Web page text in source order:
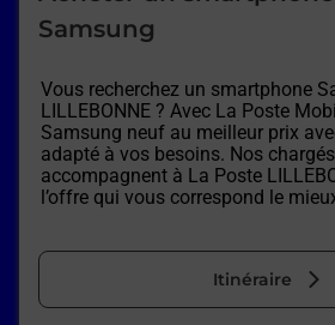
Samsung
Vous recherchez un smartphone
LILLEBONNE ? Avec La Poste
Samsung neuf au meilleur prix
adapté à vos besoins. Nos
accompagnent à La Poste
l’offre qui vous correspond le
Itinéraire